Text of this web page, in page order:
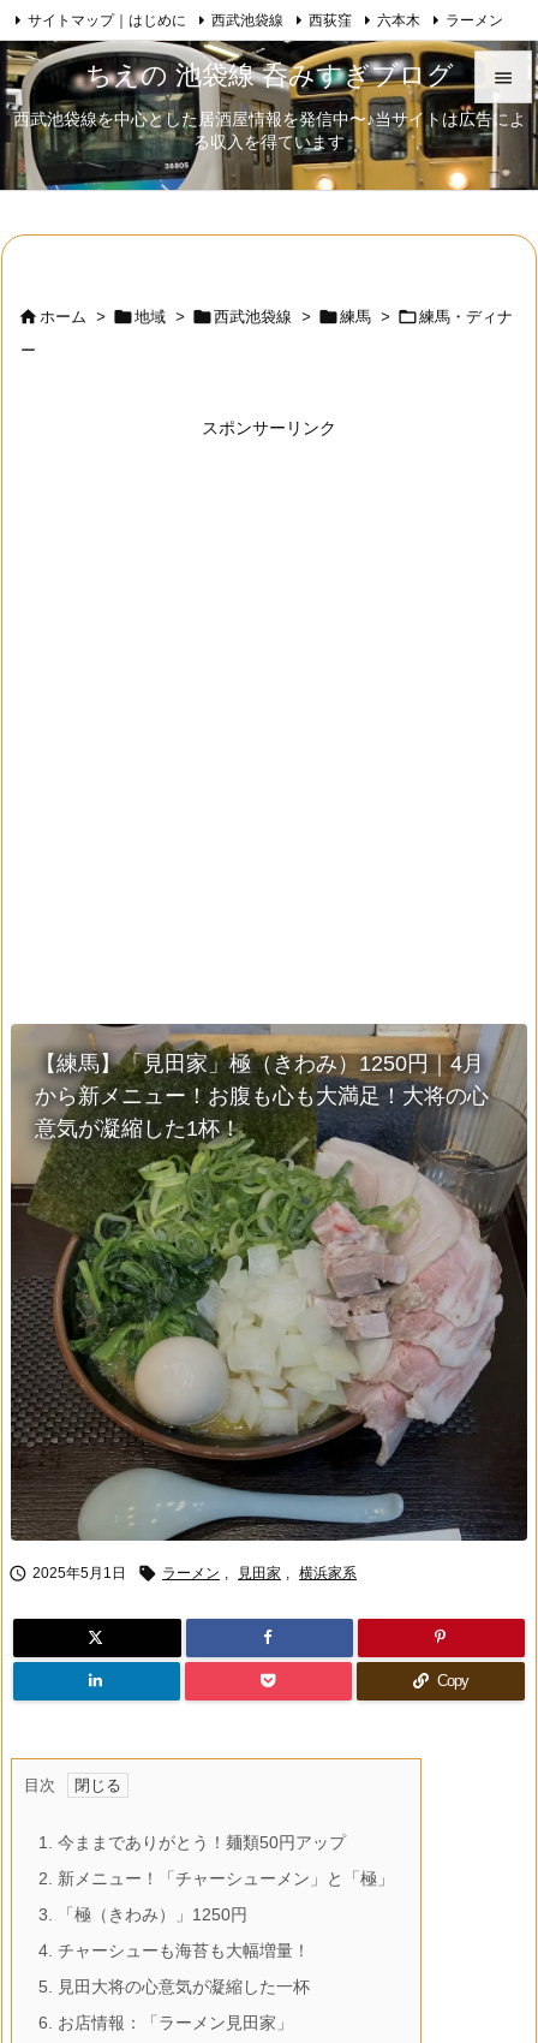
ちえの 池袋線 呑みすぎブログ
西武池袋線を中心とした居酒屋情報を発信中〜♪当サイトは広告によ
る収入を得ています


メニュ


サイトマップ｜はじめに 西武池袋線 西荻窪 六本木 ラーメン
日本酒 歌舞伎 自己紹介 RSS Feedly
ホーム > 地域 > 西武池袋線 > 練馬 > 練馬・ディナ
ー
スポンサーリンク
【練馬】「見田家」極（きわみ）1250円｜4月
から新メニュー！お腹も心も大満足！大将の心
意気が凝縮した1杯！
 2025年5月1日  ラーメン , 見田家 , 横浜家系
Copy
目次
1.
今ままでありがとう！麺類50円アップ
2.
新メニュー！「チャーシューメン」と「極」
3.
「極（きわみ）」1250円
4. チャーシューも海苔も大幅増量！
5.
見田大将の心意気が凝縮した一杯
6.
お店情報：「ラーメン見田家」